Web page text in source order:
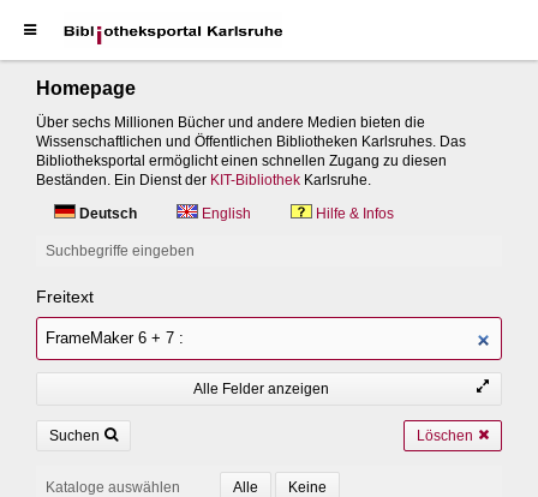
Homepage
Über sechs Millionen Bücher und andere Medien bieten die
Wissenschaftlichen und Öffentlichen Bibliotheken Karlsruhes. Das
Bibliotheksportal ermöglicht einen schnellen Zugang zu diesen
Beständen. Ein Dienst der KIT-Bibliothek Karlsruhe.
Deutsch
English Hilfe & Infos
Suchbegriffe eingeben
Freitext
Alle Felder anzeigen
Suchen Löschen
Kataloge auswählen